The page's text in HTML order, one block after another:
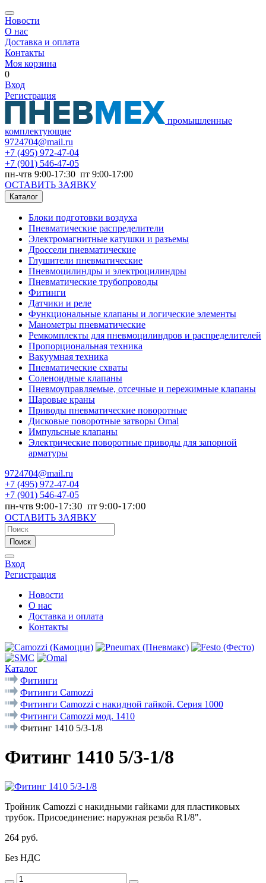
Новости
О нас
Доставка и оплата
Контакты
Моя корзина
0
Вход
Регистрация
промышленные
комплектующие
9724704@mail.ru
+7 (495) 972-47-04
+7 (901) 546-47-05
пн-чтв 9:00-17:30 пт 9:00-17:00
ОСТАВИТЬ ЗАЯВКУ
Каталог
Блоки подготовки воздуха
Пневматические распределители
Электромагнитные катушки и разъемы
Дроссели пневматические
Глушители пневматические
Пневмоцилиндры и электроцилиндры
Пневматические трубопроводы
Фитинги
Датчики и реле
Функциональные клапаны и логические элементы
Манометры пневматические
Ремкомплекты для пневмоцилиндров и распределителей
Пропорциональная техника
Вакуумная техника
Пневматические схваты
Соленоидные клапаны
Пневмоуправляемые, отсечные и пережимные клапаны
Шаровые краны
Приводы пневматические поворотные
Дисковые поворотные затворы Omal
Импульсные клапаны
Электрические поворотные приводы для запорной
арматуры
9724704@mail.ru
+7 (495) 972-47-04
+7 (901) 546-47-05
пн-чтв 9:00-17:30 пт 9:00-17:00
ОСТАВИТЬ ЗАЯВКУ
Поиск
Вход
Регистрация
Новости
О нас
Доставка и оплата
Контакты
Каталог
Фитинги
Фитинги Camozzi
Фитинги Camozzi с накидной гайкой. Серия 1000
Фитинги Camozzi мод. 1410
Фитинг 1410 5/3-1/8
Фитинг 1410 5/3-1/8
Тройник Camozzi с накидными гайками для пластиковых
трубок. Присоединение: наружная резьба R1/8".
264 руб.
Без НДС